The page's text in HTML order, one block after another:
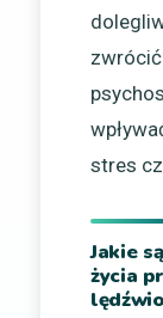
stres
Jakie
życia